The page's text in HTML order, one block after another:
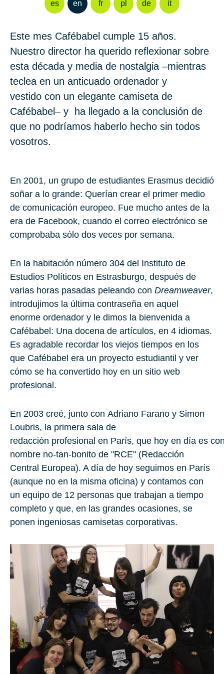
es en fr pl de it
Este mes Cafébabel cumple 15 años.
Nuestro director ha querido reflexionar sobre
esta década y media de nostalgia –mientras
teclea en un anticuado ordenador y
vestido con un elegante camiseta de
Cafébabel– y ha llegado a la conclusión de
que no podríamos haberlo hecho sin todos
vosotros.
En 2001, un grupo de estudiantes Erasmus decidió
soñar a lo grande: Querían crear el primer medio
de comunicación europeo. Fue mucho antes de la
era de Facebook, cuando el correo electrónico se
comprobaba sólo dos veces por semana.
En la habitación número 304 del Instituto de
Estudios Políticos en Estrasburgo, después de
varias horas pasadas peleando con Dreamweaver,
introdujimos la última contraseña en aquel
enorme ordenador y le dimos la bienvenida a
Cafébabel: Una docena de artículos, en 4 idiomas.
Es agradable recordar los viejos tiempos en los
que Cafébabel era un proyecto estudiantil y ver
cómo se ha convertido hoy en un sitio web
profesional.
En 2003 creé, junto con Adriano Farano y Simon
Loubris, la primera sala de
redacción profesional en París, que hoy en día es
nombre no-tan-bonito de "RCE" (Redacción
Central Europea). A día de hoy seguimos en París
(aunque no en la misma oficina) y contamos con
un equipo de 12 personas que trabajan a tiempo
completo y que, en las grandes ocasiones, se
ponen ingeniosas camisetas corporativas.